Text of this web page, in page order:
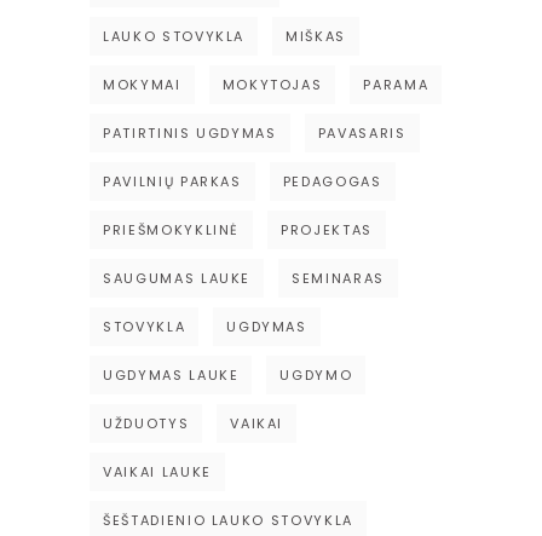
LAUKO STOVYKLA MIŠKAS
MOKYMAI MOKYTOJAS PARAMA
PATIRTINIS UGDYMAS PAVASARIS
PAVILNIŲ PARKAS PEDAGOGAS
PRIEŠMOKYKLINĖ PROJEKTAS
SAUGUMAS LAUKE SEMINARAS
STOVYKLA UGDYMAS
UGDYMAS LAUKE UGDYMO
UŽDUOTYS VAIKAI
VAIKAI LAUKE
ŠEŠTADIENIO LAUKO STOVYKLA